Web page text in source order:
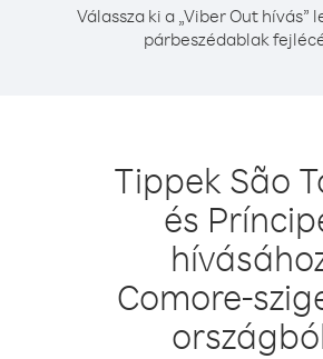
Válassza ki a „Viber Out hívás”
párbeszédablak
Tippek São
és
Comore-